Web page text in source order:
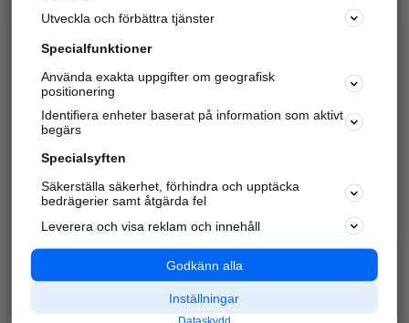
Marknadsför företaget
Kom igång och annonsera mot
samarbetspartners nära dig.
Alla kategorier
Populära sökningar
API & Kartor
Annonsera
Integritet
Nödnummer
Utveckla och förbättra tjänster
Specialfunktioner
Använda exakta uppgifter om geografisk
positionering
Identifiera enheter baserat på information som aktivt
begärs
Specialsyften
Säkerställa säkerhet, förhindra och upptäcka
bedrägerier samt åtgärda fel
Leverera och visa reklam och innehåll
Godkänn alla
Inställningar
Dataskydd